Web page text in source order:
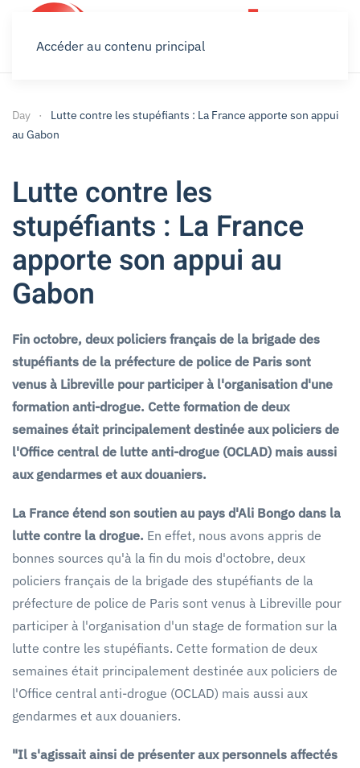
Accéder au contenu principal
Day
Lutte contre les stupéfiants : La France apporte son appui
au Gabon
Lutte contre les
stupéfiants : La France
apporte son appui au
Gabon
Fin octobre, deux policiers français de la brigade des
stupéfiants de la préfecture de police de Paris sont
venus à Libreville pour participer à l'organisation d'une
formation anti-drogue. Cette formation de deux
semaines était principalement destinée aux policiers de
l'Office central de lutte anti-drogue (OCLAD) mais aussi
aux gendarmes et aux douaniers.
La France étend son soutien au pays d'Ali Bongo dans la
lutte contre la drogue. En effet, nous avons appris de
bonnes sources qu'à la fin du mois d'octobre, deux
policiers français de la brigade des stupéfiants de la
préfecture de police de Paris sont venus à Libreville pour
participer à l'organisation d'un stage de formation sur la
lutte contre les stupéfiants. Cette formation de deux
semaines était principalement destinée aux policiers de
l'Office central anti-drogue (OCLAD) mais aussi aux
gendarmes et aux douaniers.
"Il s'agissait ainsi de présenter aux personnels affectés